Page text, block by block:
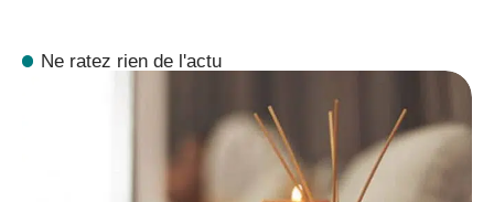
Ne ratez rien de l'actu